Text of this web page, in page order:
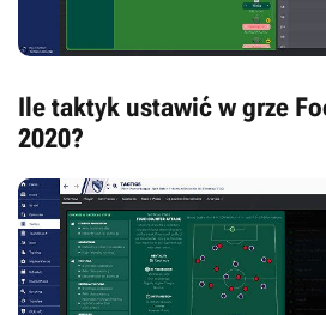
Ile taktyk ustawić w grze
2020?